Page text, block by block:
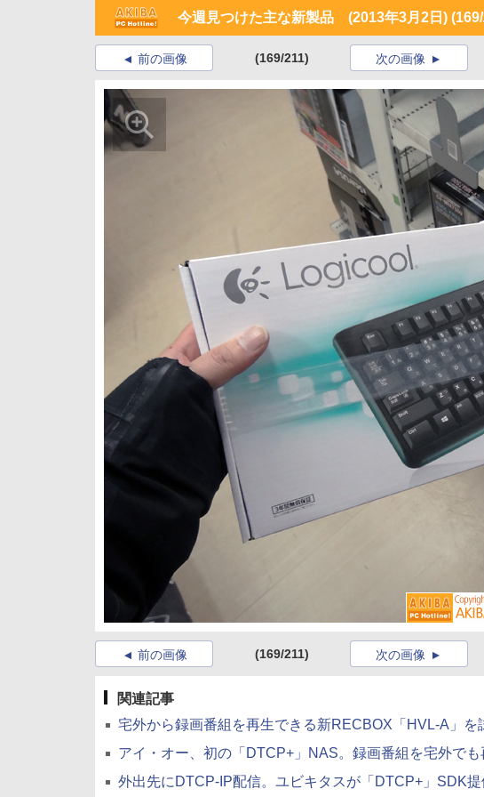
今週見つけた主な新製品 (2013年3月2日)
前の画像 (169/211) 次の画像
前の画像 (169/211) 次の画像
関連記事
宅外から録画番組を再生できる新RECBOX「HVL-A」を
アイ・オー、初の「DTCP+」NAS。録画番組を宅外でも
外出先にDTCP-IP配信。ユビキタスが「DTCP+」SDK提